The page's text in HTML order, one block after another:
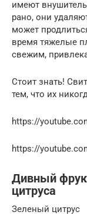
имеют
рано, они
может
время тяжелые
свежим,
Стоит знать!
тем, что их
https://
https://
Дивный
цитруса
Зеленый цитрус